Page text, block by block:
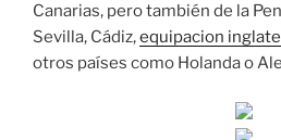
Canarias, pero también de la
Sevilla, Cádiz,equipacion
otros países como Holanda o